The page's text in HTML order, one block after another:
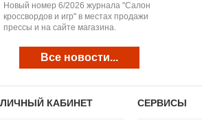
Новый номер 6/2026 журнала "Салон
кроссвордов и игр" в местах продажи
прессы и на сайте магазина.
Все новости...
ЛИЧНЫЙ КАБИНЕТ СЕРВИСЫ